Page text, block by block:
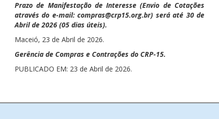
Prazo de Manifestação de Interesse (Envio de Cotações
através do e-mail: compras@crp15.org.br) será até 30 de
Abril de 2026 (05 dias úteis).
Maceió, 23 de Abril de 2026.
Gerência de Compras e Contrações do CRP-15.
PUBLICADO EM: 23 de Abril de 2026.